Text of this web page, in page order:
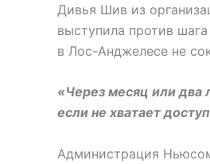
Дивья Шив из
выступила против
в Лос-Анджелесе не
«Через месяц или два
если не хватает
Администрация